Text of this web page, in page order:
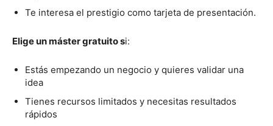
Te interesa el prestigio como tarjeta de presentación.
Elige un máster gratuito si:
Estás empezando un negocio y quieres validar una
idea
Tienes recursos limitados y necesitas resultados
rápidos